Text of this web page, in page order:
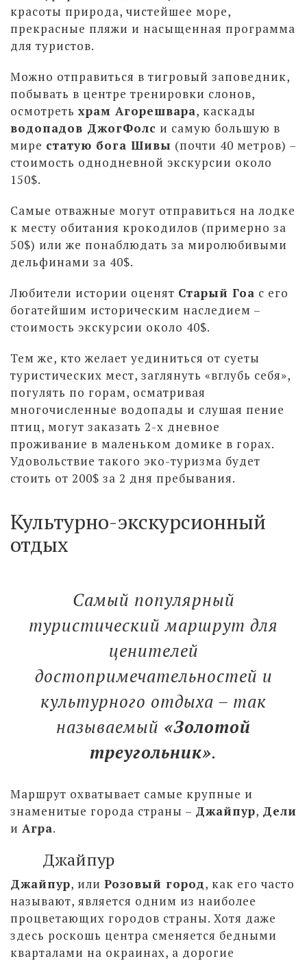
красоты природа, чистейшее море,
прекрасные пляжи и насыщенная программа
для туристов.
Можно отправиться в тигровый заповедник,
побывать в центре тренировки слонов,
осмотреть храм Агорешвара, каскады
водопадов ДжогФолс и самую большую в
мире статую бога Шивы (почти 40 метров) –
стоимость однодневной экскурсии около
150$.
Самые отважные могут отправиться на лодке
к месту обитания крокодилов (примерно за
50$) или же понаблюдать за миролюбивыми
дельфинами за 40$.
Любители истории оценят Старый Гоа с его
богатейшим историческим наследием –
стоимость экскурсии около 40$.
Тем же, кто желает уединиться от суеты
туристических мест, заглянуть «вглубь себя»,
погулять по горам, осматривая
многочисленные водопады и слушая пение
птиц, могут заказать 2-х дневное
проживание в маленьком домике в горах.
Удовольствие такого эко-туризма будет
стоить от 200$ за 2 дня пребывания.
Культурно-экскурсионный
отдых
Самый популярный
туристический маршрут для
ценителей
достопримечательностей и
культурного отдыха – так
называемый «Золотой
треугольник».
Маршрут охватывает самые крупные и
знаменитые города страны – Джайпур, Дели
и Агра.
Джайпур
Джайпур, или Розовый город, как его часто
называют, является одним из наиболее
процветающих городов страны. Хотя даже
здесь роскошь центра сменяется бедными
кварталами на окраинах, а дорогие